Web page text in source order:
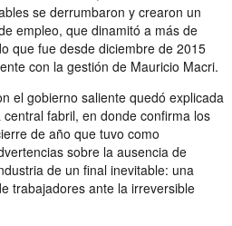
se derrumbaron y crearon un
empleo, que dinamitó a más de
que fue desde diciembre de 2015
con la gestión de Mauricio Macri.
el gobierno saliente quedó explicada
fabril, en donde confirma los
de año que tuvo como
sobre la ausencia de
de un final inevitable: una
trabajadores ante la irreversible